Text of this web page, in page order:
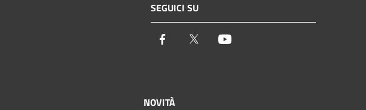
SEGUICI SU
Facebook Twitter
NOVITÀ